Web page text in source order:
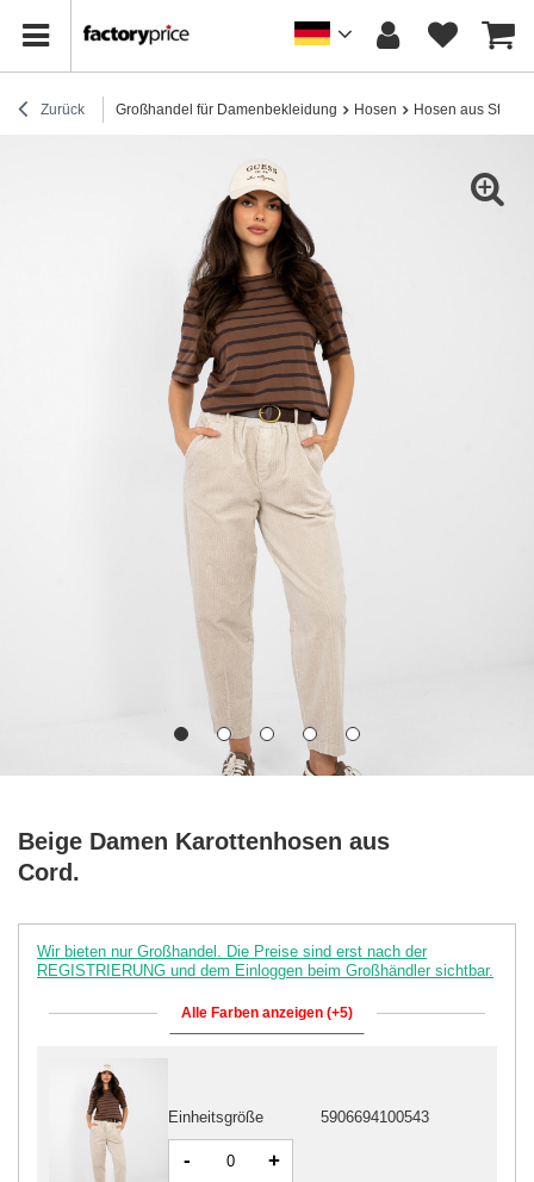
Zurück Großhandel für Damenbekleidung Hosen Hosen aus Stoff
Beige Damen Karottenhosen aus
Cord.
Wir bieten nur Großhandel. Die Preise sind erst nach der
REGISTRIERUNG und dem Einloggen beim Großhändler sichtbar.
Alle Farben anzeigen (+5)
Einheitsgröße 5906694100543
- +